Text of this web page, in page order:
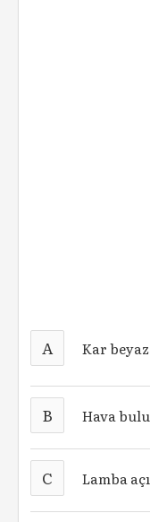
A Kar
B Hava
C Lamba